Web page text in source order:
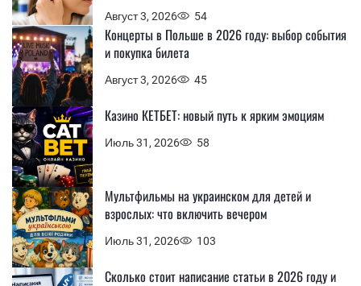
Август 3, 2026 54
Август 3, 2026 45
Концерты в Польше в 2026 году: выбор события
и покупка билета
Июль 31, 2026 58
Казино КЕТБЕТ: новый путь к ярким эмоциям
Июль 31, 2026 103
Мультфильмы на украинском для детей и
взрослых: что включить вечером
Сколько стоит написание статьи в 2026 году и